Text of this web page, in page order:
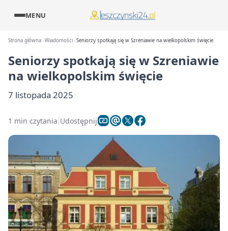
MENU
Strona główna Wiadomości Seniorzy spotkają się w Szreniawie na wielkopolskim święcie
Seniorzy spotkają się w Szreniawie
na wielkopolskim święcie
7 listopada 2025
1 min czytania Udostępnij